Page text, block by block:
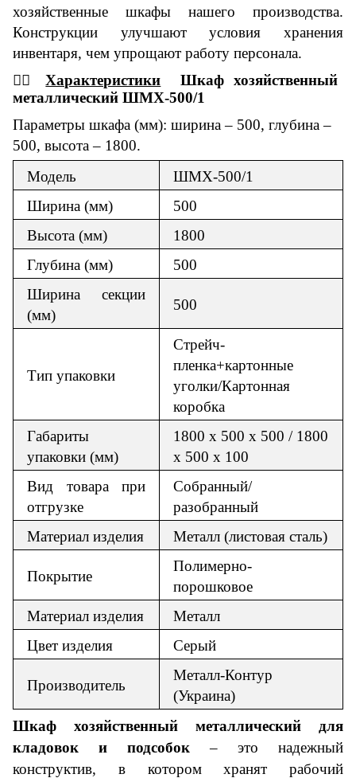
хозяйственные шкафы нашего производства.
Конструкции улучшают условия хранения
инвентаря, чем упрощают работу персонала.
👇🏼
Характеристики Шкаф хозяйственный
металлический ШМХ-500/1
Параметры шкафа (мм): ширина – 500, глубина –
500, высота – 1800.
Модель
ШМХ-500/1
Ширина (мм)
500
Высота (мм)
1800
Глубина (мм)
500
Ширина секции
(мм)
500
Тип упаковки
Стрейч-
пленка+картонные
уголки/Картонная
коробка
Габариты
упаковки (мм)
1800 х 500 х 500 / 1800
х 500 х 100
Вид товара при
отгрузке
Собранный/
разобранный
Материал изделия
Металл (листовая сталь)
Покрытие
Полимерно-
порошковое
Материал изделия
Металл
Цвет изделия
Серый
Производитель
Металл-Контур
(Украина)
Шкаф хозяйственный металлический для
кладовок и подсобок– это надежный
конструктив, в котором хранят рабочий